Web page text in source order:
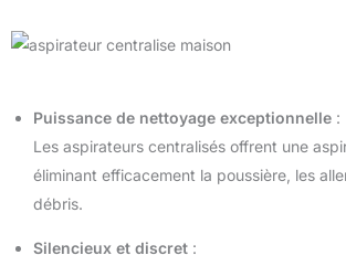
Puissance de nettoyage exceptionnelle :
Les aspirateurs centralisés offrent une
éliminant efficacement la poussière, les
débris.
Silencieux et discret :